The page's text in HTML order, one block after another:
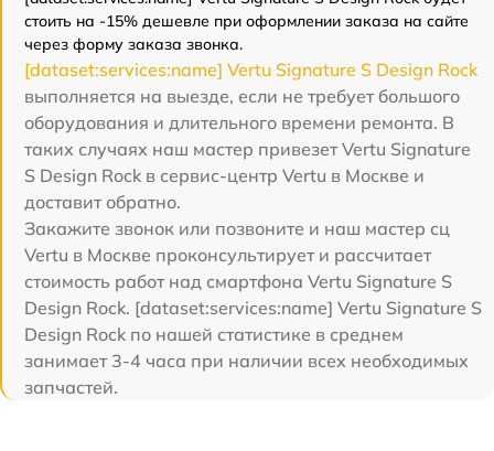
стоить на -15% дешевле при оформлении заказа на сайте
через форму заказа звонка.
[dataset:services:name] Vertu Signature S Design Rock
выполняется на выезде, если не требует большого
оборудования и длительного времени ремонта. В
таких случаях наш мастер привезет Vertu Signature
S Design Rock в сервис-центр Vertu в Москве и
доставит обратно.
Закажите звонок или позвоните и наш мастер сц
Vertu в Москве проконсультирует и рассчитает
стоимость работ над смартфона Vertu Signature S
Design Rock. [dataset:services:name] Vertu Signature S
Design Rock по нашей статистике в среднем
занимает 3-4 часа при наличии всех необходимых
запчастей.